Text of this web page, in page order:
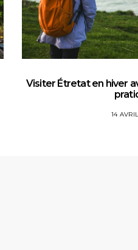
Visiter Étretat en hiver
14